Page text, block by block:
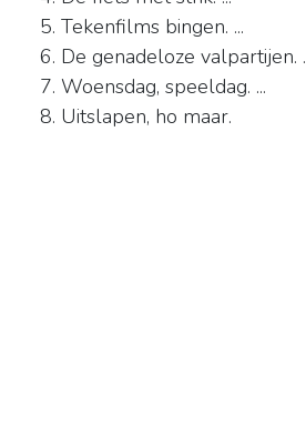
Tekenfilms bingen. ...
De genadeloze valpartijen.
Woensdag, speeldag. ...
Uitslapen, ho maar.